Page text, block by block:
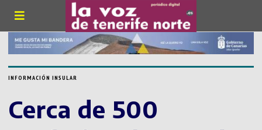
INFORMACIÓN INSULAR
Cerca de 500